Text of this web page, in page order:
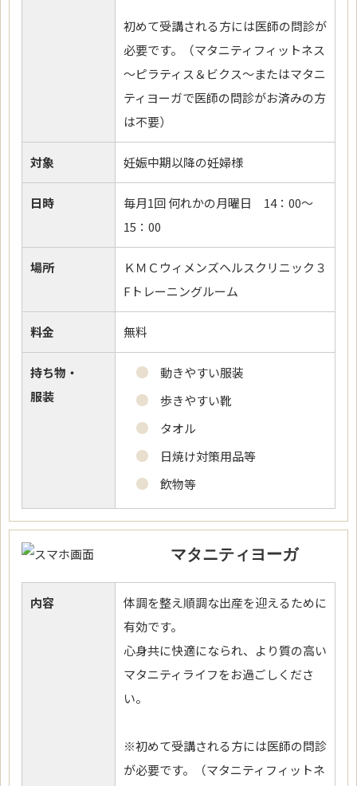
初めて受講される方には医師の問診が
必要です。（マタニティフィットネス
～ピラティス＆ビクス～またはマタニ
ティヨーガで医師の問診がお済みの方
は不要）
対象 妊娠中期以降の妊婦様
日時
毎月1回 何れかの月曜日 14：00～
15：00
場所
ＫＭＣウィメンズヘルスクリニック３
Fトレーニングルーム
料金 無料
持ち物・
服装
動きやすい服装
歩きやすい靴
タオル
日焼け対策用品等
飲物等
マタニティヨーガ
内容
体調を整え順調な出産を迎えるために
有効です。
心身共に快適になられ、より質の高い
マタニティライフをお過ごしくださ
い。
※初めて受講される方には医師の問診
が必要です。（マタニティフィットネ